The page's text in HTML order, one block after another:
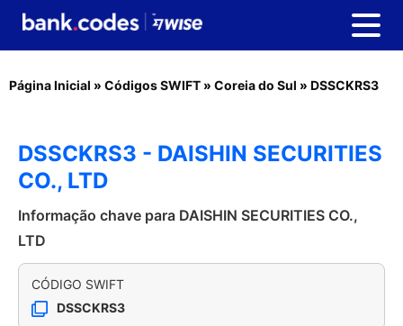
Página Inicial » Códigos SWIFT » Coreia do Sul » DSSCKRS3
DSSCKRS3 - DAISHIN SECURITIES
CO., LTD
Informação chave para DAISHIN SECURITIES CO.,
LTD
CÓDIGO SWIFT
DSSCKRS3